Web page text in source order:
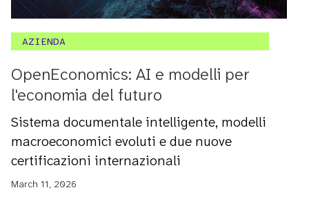
AZIENDA
OpenEconomics: AI e modelli per
l'economia del futuro
Sistema documentale intelligente, modelli
macroeconomici evoluti e due nuove
certificazioni internazionali
March 11, 2026